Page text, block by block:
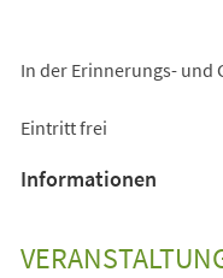
In der Erinnerungs- und
Eintritt frei
Informationen